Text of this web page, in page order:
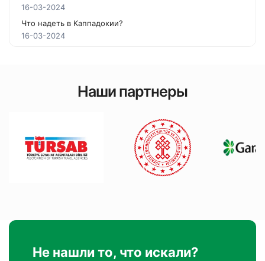
16-03-2024
Что надеть в Каппадокии?
16-03-2024
Наши партнеры
Не нашли то, что искали?